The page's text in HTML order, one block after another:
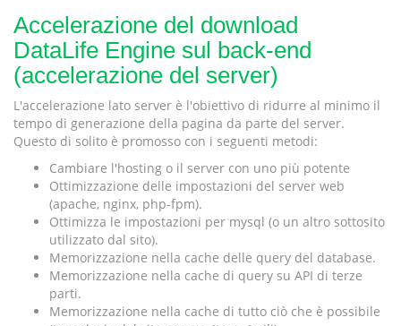
Accelerazione del download
DataLife Engine sul back-end
(accelerazione del server)
L'accelerazione lato server è l'obiettivo di ridurre al minimo il
tempo di generazione della pagina da parte del server.
Questo di solito è promosso con i seguenti metodi:
Cambiare l'hosting o il server con uno più potente
Ottimizzazione delle impostazioni del server web
(apache, nginx, php-fpm).
Ottimizza le impostazioni per mysql (o un altro sottosito
utilizzato dal sito).
Memorizzazione nella cache delle query del database.
Memorizzazione nella cache di query su API di terze
parti.
Memorizzazione nella cache di tutto ciò che è possibile